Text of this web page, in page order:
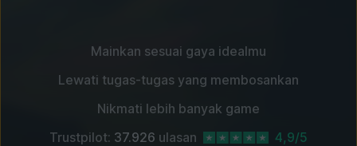
Mainkan sesuai gaya idealmu
Lewati tugas-tugas yang membosankan
Nikmati lebih banyak game
Trustpilot: 37.926 ulasan 4,9/5